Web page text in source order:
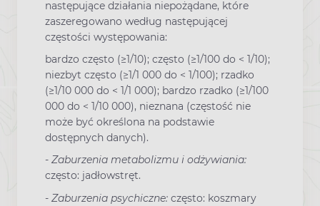
następujące działania niepożądane, które
zaszeregowano według następującej
częstości występowania:
bardzo często (≥1/10); często (≥1/100 do < 1/10);
niezbyt często (≥1/1 000 do < 1/100); rzadko
(≥1/10 000 do < 1/1 000); bardzo rzadko (≥1/100
000 do < 1/10 000), nieznana (częstość nie
może być określona na podstawie
dostępnych danych).
- Zaburzenia metabolizmu i odżywiania:
często: jadłowstręt.
- Zaburzenia psychiczne: często: koszmary